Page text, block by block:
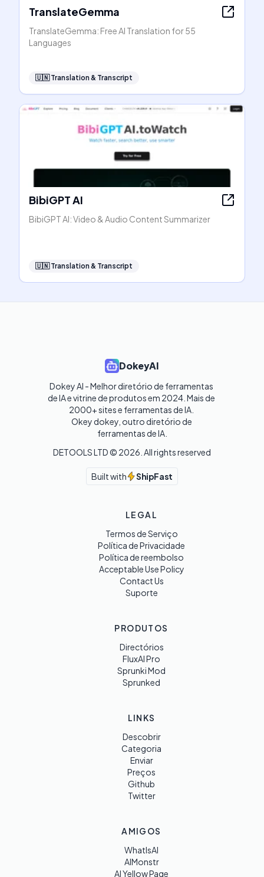
TranslateGemma
TranslateGemma: Free AI Translation for 55
Languages
🇺🇳 Translation & Transcript
BibiGPT AI
BibiGPT AI: Video & Audio Content Summarizer
🇺🇳 Translation & Transcript
DokeyAI
Dokey AI - Melhor diretório de ferramentas
de IA e vitrine de produtos em 2024. Mais de
2000+ sites e ferramentas de IA.
Okey dokey, outro diretório de
ferramentas de IA.
DETOOLS LTD © 2026 . All rights reserved
Built with ShipFast
LEGAL
Termos de Serviço
Política de Privacidade
Política de reembolso
Acceptable Use Policy
Contact Us
Suporte
PRODUTOS
Directórios
FluxAI Pro
Sprunki Mod
Sprunked
LINKS
Descobrir
Categoria
Enviar
Preços
Github
Twitter
AMIGOS
WhatIsAI
AIMonstr
AI Yellow Page